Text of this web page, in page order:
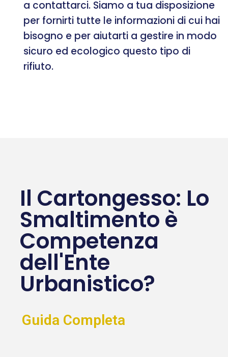
a contattarci. Siamo a tua disposizione
per fornirti tutte le informazioni di cui hai
bisogno e per aiutarti a gestire in modo
sicuro ed ecologico questo tipo di
rifiuto.
Il Cartongesso: Lo
Smaltimento è
Competenza
dell'Ente
Urbanistico?
Guida Completa